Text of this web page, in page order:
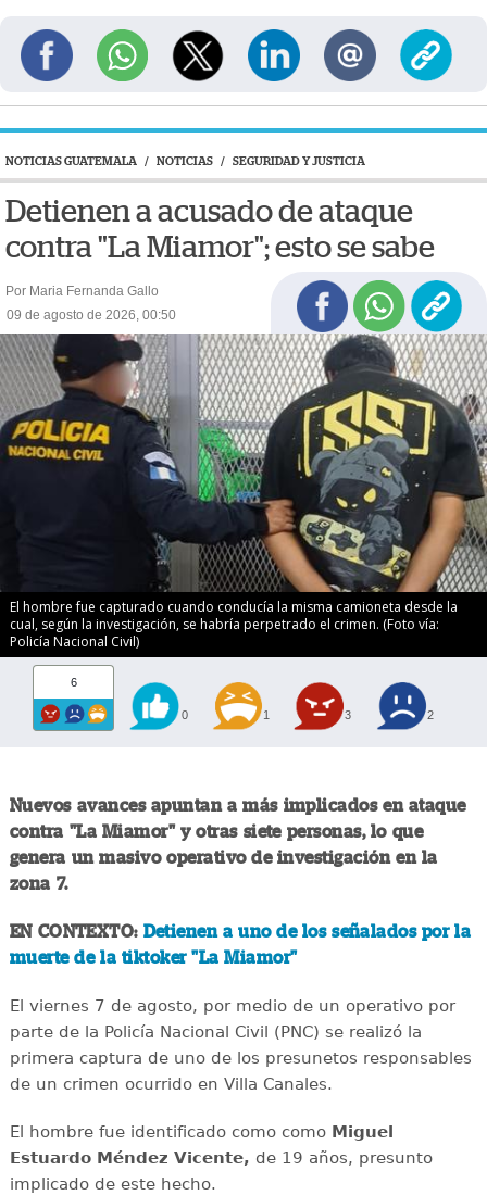
NOTICIAS GUATEMALA / NOTICIAS / SEGURIDAD Y JUSTICIA
Detienen a acusado de ataque
contra "La Miamor"; esto se sabe
Por Maria Fernanda Gallo
09 de agosto de 2026, 00:50
El hombre fue capturado cuando conducía la misma camioneta desde la
cual, según la investigación, se habría perpetrado el crimen. (Foto vía:
Policía Nacional Civil)
6
0 1 3 2
Nuevos avances apuntan a más implicados en ataque
contra "La Miamor" y otras siete personas, lo que
genera un masivo operativo de investigación en la
zona 7.
EN CONTEXTO: Detienen a uno de los señalados por la
muerte de la tiktoker "La Miamor"
El viernes 7 de agosto, por medio de un operativo por
parte de la Policía Nacional Civil (PNC) se realizó la
primera captura de uno de los presunetos responsables
de un crimen ocurrido en Villa Canales.
El hombre fue identificado como comoMiguel
Estuardo Méndez Vicente, de 19 años, presunto
implicado de este hecho.